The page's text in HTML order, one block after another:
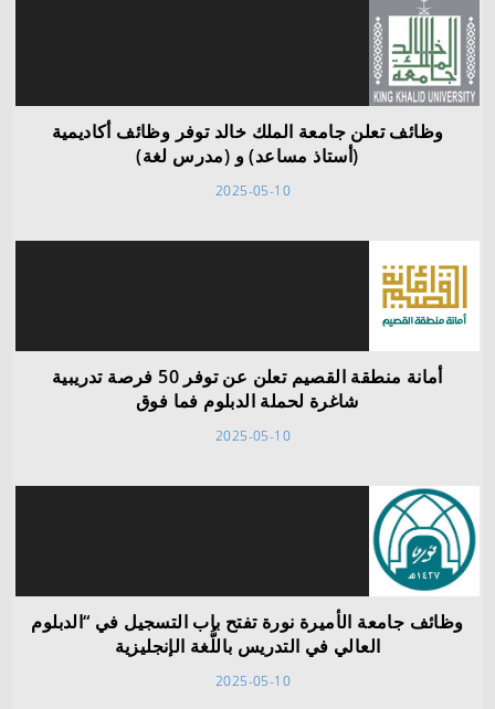
وظائف تعلن جامعة الملك خالد توفر وظائف أكاديمية
(أستاذ مساعد) و (مدرس لغة)
2025-05-10
أمانة منطقة القصيم تعلن عن توفر 50 فرصة تدريبية
شاغرة لحملة الدبلوم فما فوق
2025-05-10
وظائف جامعة الأميرة نورة تفتح باب التسجيل في “الدبلوم
العالي في التدريس باللُّغة الإنجليزية
2025-05-10